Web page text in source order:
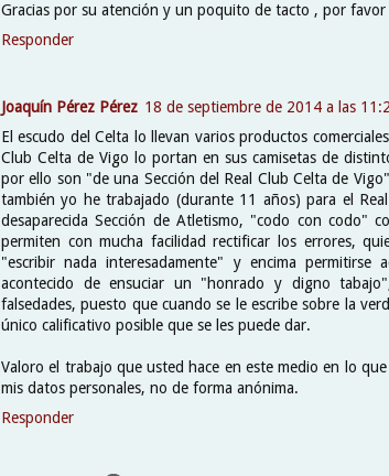
Gracias por su atención y un poquito de tacto , por
Responder
Joaquín Pérez Pérez 18 de septiembre de 2014 a las
El escudo del Celta lo llevan varios productos
Club Celta de Vigo lo portan en sus camisetas de
por ello son "de una Sección del Real Club Celta de
también yo he trabajado (durante 11 años) para el
desaparecida Sección de Atletismo, "codo con codo"
permiten con mucha facilidad rectificar los errores,
"escribir nada interesadamente" y encima
acontecido de ensuciar un "honrado y digno
falsedades, puesto que cuando se le escribe sobre la
único calificativo posible que se les puede dar.
Valoro el trabajo que usted hace en este medio en lo
mis datos personales, no de forma anónima.
Responder